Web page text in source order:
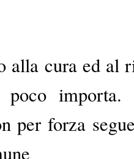
alla cura ed al
poco
per forza